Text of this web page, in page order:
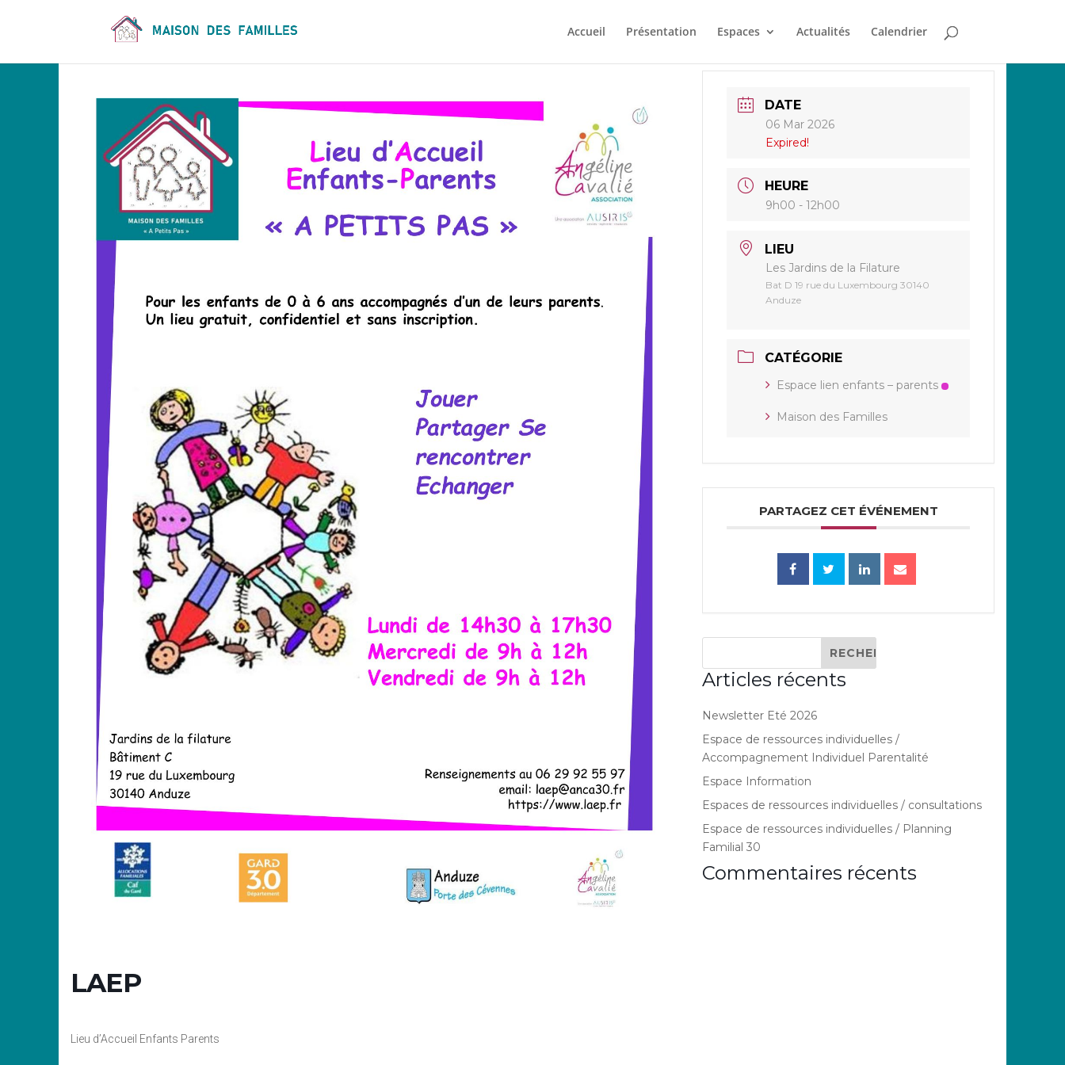
Accueil Présentation Espaces Actualités Calendrier
LAEP
Lieu d’Accueil Enfants Parents
DATE
06 Mar 2026
Expired!
HEURE
9h00 - 12h00
LIEU
Les Jardins de la Filature
Bat D 19 rue du Luxembourg 30140
Anduze
CATÉGORIE
Espace lien enfants – parents
Maison des Familles
PARTAGEZ CET ÉVÉNEMENT
Articles récents
Newsletter Eté 2026
Espace de ressources individuelles /
Accompagnement Individuel Parentalité
Espace Information
Espaces de ressources individuelles / consultations
Espace de ressources individuelles / Planning
Familial 30
Commentaires récents